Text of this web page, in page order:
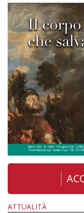
ATTUALITÀ